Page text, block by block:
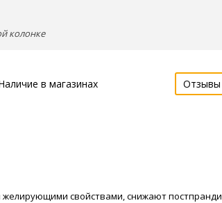
колонке
в магазинах Отзывы
желирующими свойствами, снижают